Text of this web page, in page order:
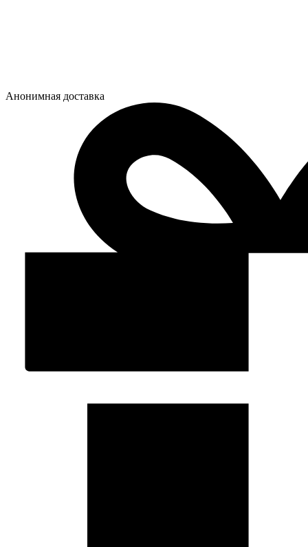
Анонимная доставка